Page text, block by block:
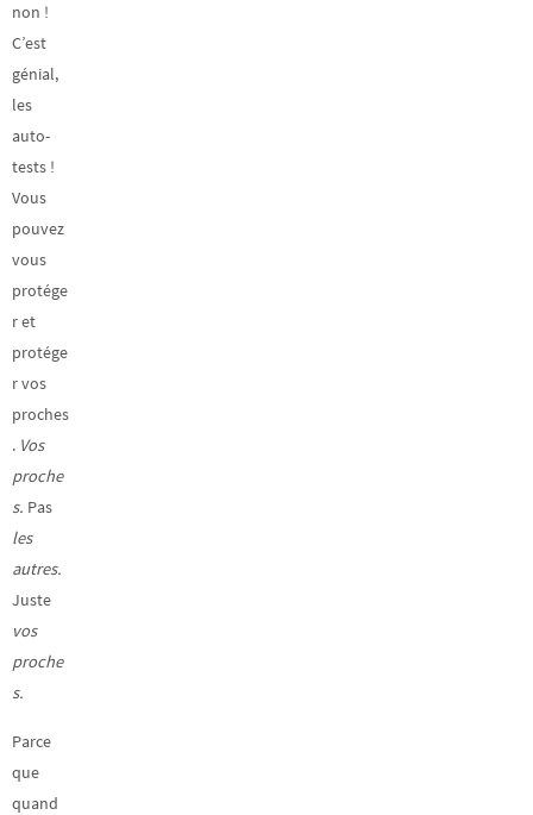
non !
C’est
génial,
les
auto-
tests !
Vous
pouvez
vous
protége
r et
protége
r vos
proches
. Vos
proche
s. Pas
les
autres.
Juste
vos
proche
s.
Parce
que
quand